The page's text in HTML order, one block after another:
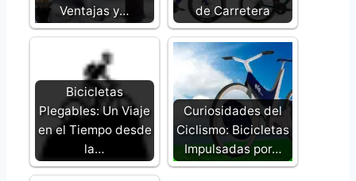
Ventajas y…
de Carretera
Bicicletas
Plegables: Un Viaje
en el Tiempo desde
la…
Curiosidades del
Ciclismo: Bicicletas
Impulsadas por…